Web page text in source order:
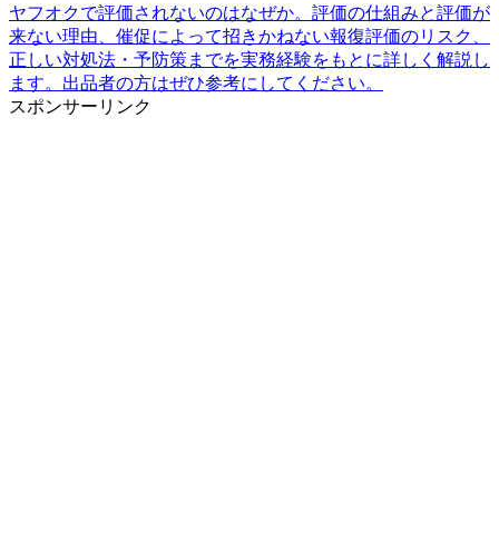
ヤフオクで評価されないのはなぜか。評価の仕組みと評価が
来ない理由、催促によって招きかねない報復評価のリスク、
正しい対処法・予防策までを実務経験をもとに詳しく解説し
ます。出品者の方はぜひ参考にしてください。
スポンサーリンク